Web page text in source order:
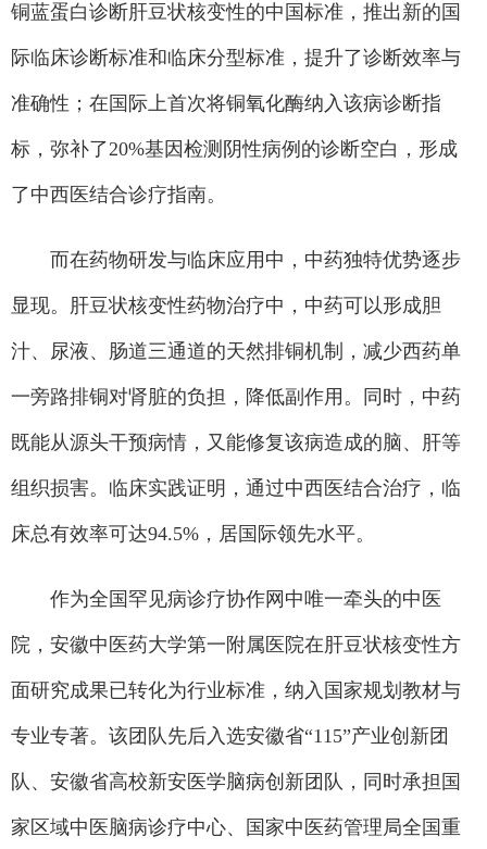
铜蓝蛋白诊断肝豆状核变性的中国标准，推出新的国
际临床诊断标准和临床分型标准，提升了诊断效率与
准确性；在国际上首次将铜氧化酶纳入该病诊断指
标，弥补了20%基因检测阴性病例的诊断空白，形成
了中西医结合诊疗指南。
而在药物研发与临床应用中，中药独特优势逐步
显现。肝豆状核变性药物治疗中，中药可以形成胆
汁、尿液、肠道三通道的天然排铜机制，减少西药单
一旁路排铜对肾脏的负担，降低副作用。同时，中药
既能从源头干预病情，又能修复该病造成的脑、肝等
组织损害。临床实践证明，通过中西医结合治疗，临
床总有效率可达94.5%，居国际领先水平。
作为全国罕见病诊疗协作网中唯一牵头的中医
院，安徽中医药大学第一附属医院在肝豆状核变性方
面研究成果已转化为行业标准，纳入国家规划教材与
专业专著。该团队先后入选安徽省“115”产业创新团
队、安徽省高校新安医学脑病创新团队，同时承担国
家区域中医脑病诊疗中心、国家中医药管理局全国重